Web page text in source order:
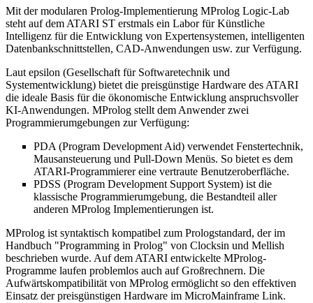
Mit der modularen Prolog-Implementierung MProlog Logic-Lab
steht auf dem ATARI ST erstmals ein Labor für Künstliche
Intelligenz für die Entwicklung von Expertensystemen, intelligenten
Datenbankschnittstellen, CAD-Anwendungen usw. zur Verfügung.
Laut epsilon (Gesellschaft für Softwaretechnik und
Systementwicklung) bietet die preisgünstige Hardware des ATARI
die ideale Basis für die ökonomische Entwicklung anspruchsvoller
KI-Anwendungen. MProlog stellt dem Anwender zwei
Programmierumgebungen zur Verfügung:
PDA (Program Development Aid) verwendet Fenstertechnik,
Mausansteuerung und Pull-Down Menüs. So bietet es dem
ATARI-Programmierer eine vertraute Benutzeroberfläche.
PDSS (Program Development Support System) ist die
klassische Programmierumgebung, die Bestandteil aller
anderen MProlog Implementierungen ist.
MProlog ist syntaktisch kompatibel zum Prologstandard, der im
Handbuch "Programming in Prolog" von Clocksin und Mellish
beschrieben wurde. Auf dem ATARI entwickelte MProlog-
Programme laufen problemlos auch auf Großrechnern. Die
Aufwärtskompatibilität von MProlog ermöglicht so den effektiven
Einsatz der preisgünstigen Hardware im MicroMainframe Link.